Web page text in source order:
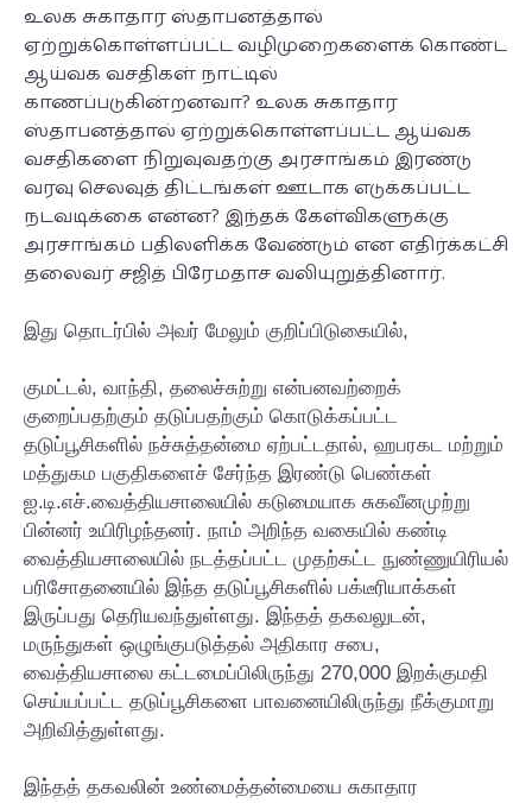
உலக சுகாதார ஸ்தாபனத்தால்
ஏற்றுக்கொள்ளப்பட்ட வழிமுறைகளைக் கொண்ட
ஆய்வக வசதிகள் நாட்டில்
காணப்படுகின்றனவா? உலக சுகாதார
ஸ்தாபனத்தால் ஏற்றுக்கொள்ளப்பட்ட ஆய்வக
வசதிகளை நிறுவுவதற்கு அரசாங்கம் இரண்டு
வரவு செலவுத் திட்டங்கள் ஊடாக எடுக்கப்பட்ட
நடவடிக்கை என்ன? இந்தக் கேள்விகளுக்கு
அரசாங்கம் பதிலளிக்க வேண்டும் என எதிர்க்கட்சி
தலைவர் சஜித் பிரேமதாச வலியுறுத்தினார்.
இது தொடர்பில் அவர் மேலும் குறிப்பிடுகையில்,
குமட்டல், வாந்தி, தலைச்சுற்று என்பனவற்றைக்
குறைப்பதற்கும் தடுப்பதற்கும் கொடுக்கப்பட்ட
தடுப்பூசிகளில் நச்சுத்தன்மை ஏற்பட்டதால், ஹபரகட மற்றும்
மத்துகம பகுதிகளைச் சேர்ந்த இரண்டு பெண்கள்
ஐ.டி.எச்.வைத்தியசாலையில் கடுமையாக சுகவீனமுற்று
பின்னர் உயிரிழந்தனர். நாம் அறிந்த வகையில் கண்டி
வைத்தியசாலையில் நடத்தப்பட்ட முதற்கட்ட நுண்ணுயிரியல்
பரிசோதனையில் இந்த தடுப்பூசிகளில் பக்டீரியாக்கள்
இருப்பது தெரியவந்துள்ளது. இந்தத் தகவலுடன்,
மருந்துகள் ஒழுங்குபடுத்தல் அதிகார சபை,
வைத்தியசாலை கட்டமைப்பிலிருந்து 270,000 இறக்குமதி
செய்யப்பட்ட தடுப்பூசிகளை பாவனையிலிருந்து நீக்குமாறு
அறிவித்துள்ளது.
இந்தத் தகவலின் உண்மைத்தன்மையை சுகாதார